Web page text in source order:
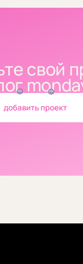
свой
добавить проект